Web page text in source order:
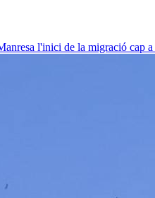
l'inici de la migració cap